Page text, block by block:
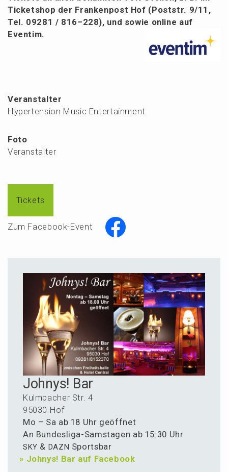
Ticket­shop der Franken­post Hof (Poststr. 9/11,
Tel. 09281 / 816–228), und sowie online auf
Eventim.
Veranstalter
Hypertension Music Entertainment
Foto
Veranstalter
Tickets
Zum Facebook-Event
Johnys! Bar
Kulmba­cher Str. 4
95030 Hof
Mo – Sa ab 18 Uhr geöffnet
An Bundes­li­ga-Samsta­gen ab 15:30 Uhr
SKY & DAZN Sportsbar
» Johnys! Bar auf Facebook